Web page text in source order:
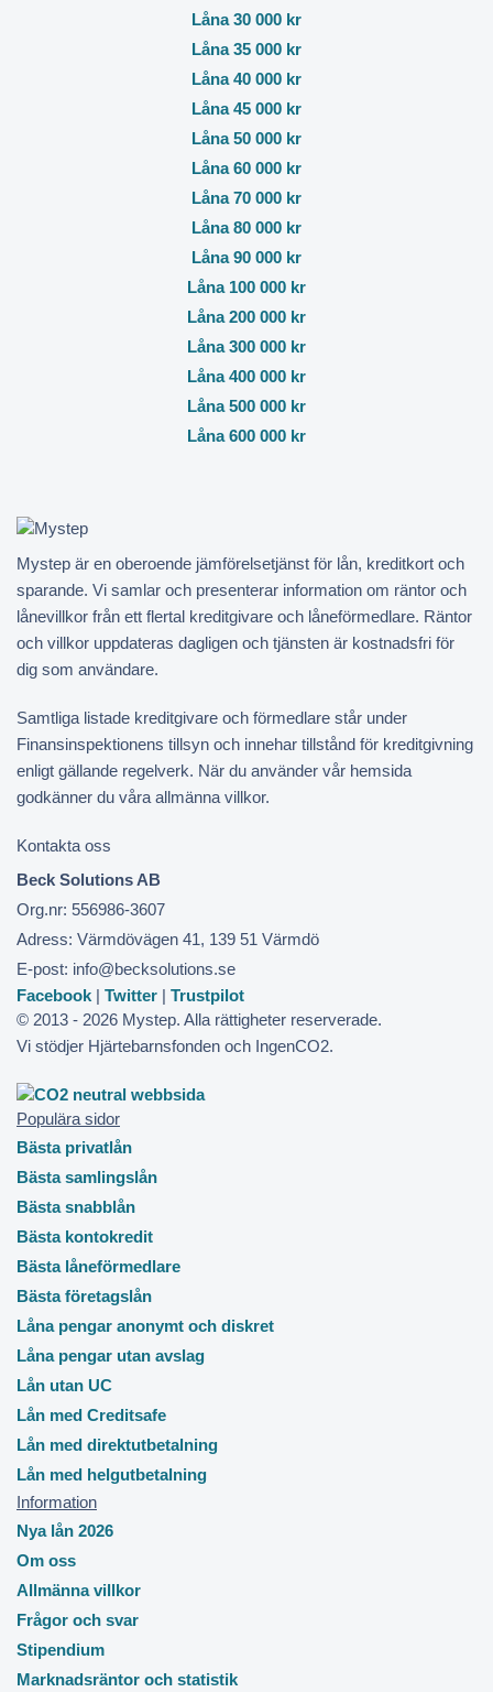
Låna 30 000 kr
Låna 35 000 kr
Låna 40 000 kr
Låna 45 000 kr
Låna 50 000 kr
Låna 60 000 kr
Låna 70 000 kr
Låna 80 000 kr
Låna 90 000 kr
Låna 100 000 kr
Låna 200 000 kr
Låna 300 000 kr
Låna 400 000 kr
Låna 500 000 kr
Låna 600 000 kr
Mystep är en oberoende jämförelsetjänst för lån, kreditkort och
sparande. Vi samlar och presenterar information om räntor och
lånevillkor från ett flertal kreditgivare och låneförmedlare. Räntor
och villkor uppdateras dagligen och tjänsten är kostnadsfri för
dig som användare.
Samtliga listade kreditgivare och förmedlare står under
Finansinspektionens tillsyn och innehar tillstånd för kreditgivning
enligt gällande regelverk. När du använder vår hemsida
godkänner du våra allmänna villkor.
Kontakta oss
Beck Solutions AB
Org.nr: 556986-3607
Adress: Värmdövägen 41, 139 51 Värmdö
E-post: info@becksolutions.se
Facebook | Twitter | Trustpilot
© 2013 - 2026 Mystep. Alla rättigheter reserverade.
Vi stödjer Hjärtebarnsfonden och IngenCO2.
Populära sidor
Bästa privatlån
Bästa samlingslån
Bästa snabblån
Bästa kontokredit
Bästa låneförmedlare
Bästa företagslån
Låna pengar anonymt och diskret
Låna pengar utan avslag
Lån utan UC
Lån med Creditsafe
Lån med direktutbetalning
Lån med helgutbetalning
Information
Nya lån 2026
Om oss
Allmänna villkor
Frågor och svar
Stipendium
Marknadsräntor och statistik